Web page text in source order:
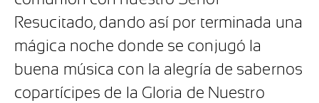
Resucitado, dando así por terminada una
mágica noche donde se conjugó la
buena música con la alegría de sabernos
copartícipes de la Gloria de Nuestro